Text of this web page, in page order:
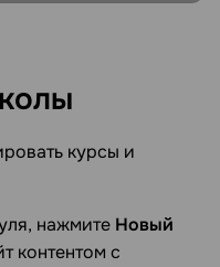
курсы и
нажмите Новый
контентом с